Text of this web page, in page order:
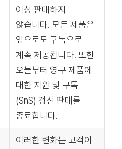
이상 판매하지
않습니다. 모든 제품은
앞으로도 구독으로
계속 제공됩니다. 또한
오늘부터 영구 제품에
대한 지원 및 구독
(SnS) 갱신 판매를
종료합니다.
이러한 변화는 고객이